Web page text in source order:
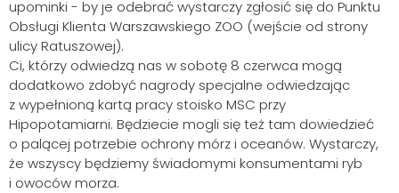
upominki - by je odebrać wystarczy zgłosić się do Punktu
Obsługi Klienta Warszawskiego ZOO (wejście od strony
ulicy Ratuszowej).
Ci, którzy odwiedzą nas w sobotę 8 czerwca mogą
dodatkowo zdobyć nagrody specjalne odwiedzając
z wypełnioną kartą pracy stoisko MSC przy
Hipopotamiarni. Będziecie mogli się też tam dowiedzieć
o palącej potrzebie ochrony mórz i oceanów. Wystarczy,
że wszyscy będziemy świadomymi konsumentami ryb
i owoców morza.